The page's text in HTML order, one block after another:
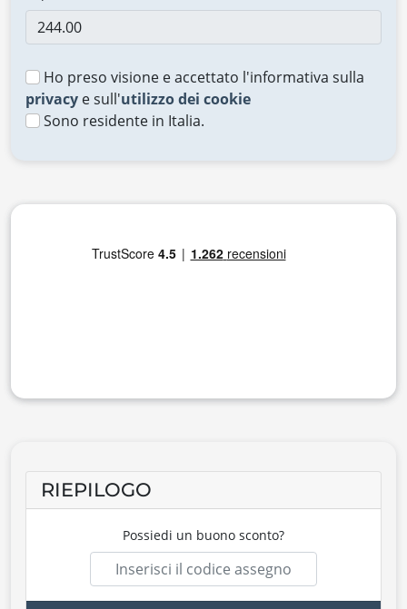
Ho preso visione e accettato l'informativa sulla
privacy e sull'utilizzo dei cookie
Sono residente in Italia.
RIEPILOGO
Possiedi un buono sconto?